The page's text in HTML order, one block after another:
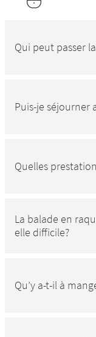
Qui peut passer
Puis-je séjourner
Quelles
La balade en
elle difficile?
Qu’y a-t-il à